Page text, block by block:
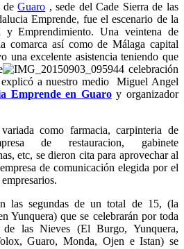
deGuaro , sede del Cade Sierra de las
Emprende, fue el escenario de la
y Emprendimiento. Una veintena de
comarca así como de Málaga capital
una excelente asistencia teniendo que
celebración
a nuestro medio Miguel Angel
Emprende en Guaroy organizador
como farmacia, carpinteria de
de restauracion, gabinete
etc, se dieron cita para aprovechar al
de comunicación elegida por el
las segundas de un total de 15, (la
Yunquera) que se celebrarán por toda
las Nieves (El Burgo, Yunquera,
Guaro, Monda, Ojen e Istan) se